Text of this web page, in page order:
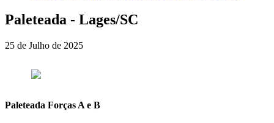
Paleteada - Lages/SC
25 de Julho de 2025
Paleteada Forças A e B